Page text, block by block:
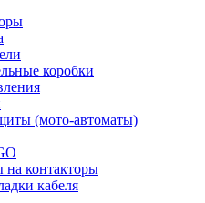
коробки
(мото-автоматы)
на контакторы
кабеля